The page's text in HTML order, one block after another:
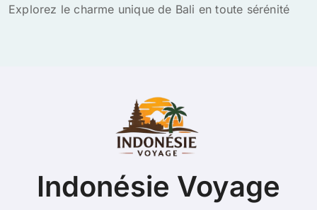
Explorez le charme unique de Bali en toute sérénité
Indonésie Voyage